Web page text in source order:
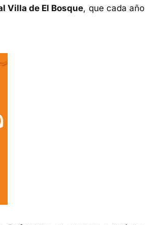
Villa de El Bosque, que cada año